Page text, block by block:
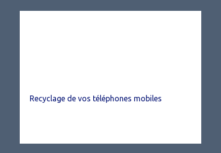
Recyclage de vos téléphones mobiles